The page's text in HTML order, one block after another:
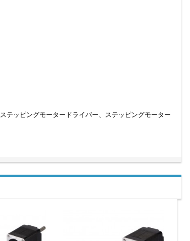
テッピングモータードライバー、ステッピングモーター